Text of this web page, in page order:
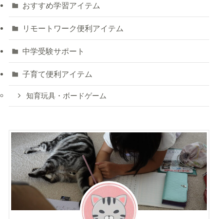
おすすめ学習アイテム
リモートワーク便利アイテム
中学受験サポート
子育て便利アイテム
知育玩具・ボードゲーム